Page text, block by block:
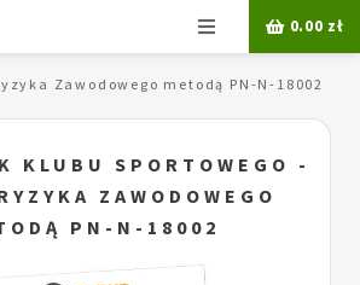
Menu 0.00 zł
Zawodowego metodą PN-N-18002
KLUBU SPORTOWEGO -
ZAWODOWEGO
PN-N-18002